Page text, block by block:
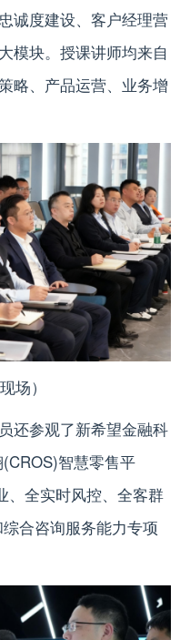
诚度建设、客户经理营
模块。授课讲师均来自
略、产品运营、业务增
场）
还参观了新希望金融科
智慧零售平
、全实时风控、全客群
合咨询服务能力专项